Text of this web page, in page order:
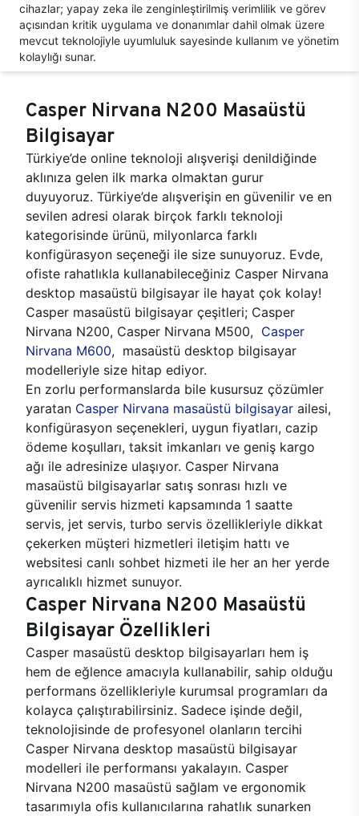
cihazlar; yapay zeka ile zenginleştirilmiş verimlilik ve görev
açısından kritik uygulama ve donanımlar dahil olmak üzere
mevcut teknolojiyle uyumluluk sayesinde kullanım ve yönetim
kolaylığı sunar.
Casper Nirvana N200 Masaüstü
Bilgisayar
Türkiye’de online teknoloji alışverişi denildiğinde
aklınıza gelen ilk marka olmaktan gurur
duyuyoruz. Türkiye’de alışverişin en güvenilir ve en
sevilen adresi olarak birçok farklı teknoloji
kategorisinde ürünü, milyonlarca farklı
konfigürasyon seçeneği ile size sunuyoruz. Evde,
ofiste rahatlıkla kullanabileceğiniz Casper Nirvana
desktop masaüstü bilgisayar ile hayat çok kolay!
Casper masaüstü bilgisayar çeşitleri; Casper
Nirvana N200, Casper Nirvana M500, Casper
Nirvana M600, masaüstü desktop bilgisayar
modelleriyle size hitap ediyor.
En zorlu performanslarda bile kusursuz çözümler
yaratan Casper Nirvana masaüstü bilgisayar ailesi,
konfigürasyon seçenekleri, uygun fiyatları, cazip
ödeme koşulları, taksit imkanları ve geniş kargo
ağı ile adresinize ulaşıyor. Casper Nirvana
masaüstü bilgisayarlar satış sonrası hızlı ve
güvenilir servis hizmeti kapsamında 1 saatte
servis, jet servis, turbo servis özellikleriyle dikkat
çekerken müşteri hizmetleri iletişim hattı ve
websitesi canlı sohbet hizmeti ile her an her yerde
ayrıcalıklı hizmet sunuyor.
Casper Nirvana N200 Masaüstü
Bilgisayar Özellikleri
Casper masaüstü desktop bilgisayarları hem iş
hem de eğlence amacıyla kullanabilir, sahip olduğu
performans özellikleriyle kurumsal programları da
kolayca çalıştırabilirsiniz. Sadece işinde değil,
teknolojisinde de profesyonel olanların tercihi
Casper Nirvana desktop masaüstü bilgisayar
modelleri ile performansı yakalayın. Casper
Nirvana N200 masaüstü sağlam ve ergonomik
tasarımıyla ofis kullanıcılarına rahatlık sunarken